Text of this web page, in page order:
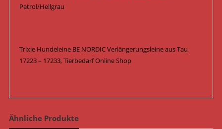
Petrol/Hellgrau
Trixie Hundeleine BE NORDIC Verlängerungsleine aus Tau
17223 – 17233, Tierbedarf Online Shop
Ähnliche Produkte